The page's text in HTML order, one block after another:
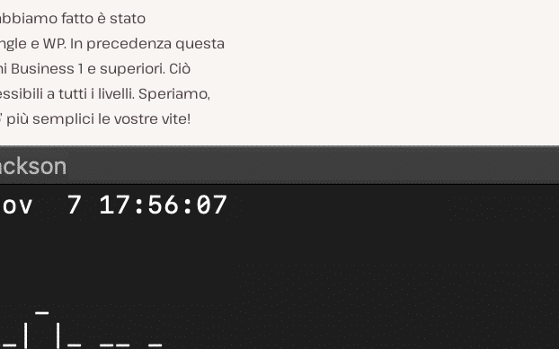
fatto è stato
e WP. In precedenza questa
1 e superiori. Ciò
a tutti i livelli. Speriamo,
più semplici le vostre vite!